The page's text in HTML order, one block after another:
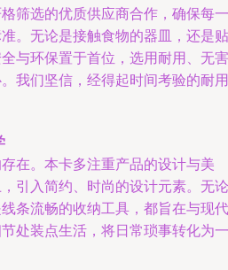
筛选的优质供应商合作，确保每一
。无论是接触食物的器皿，还是贴
与环保置于首位，选用耐用、无害
我们坚信，经得起时间考验的耐用
在。本卡多注重产品的设计与美
引入简约、时尚的设计元素。无论
条流畅的收纳工具，都旨在与现代
处装点生活，将日常琐事转化为一